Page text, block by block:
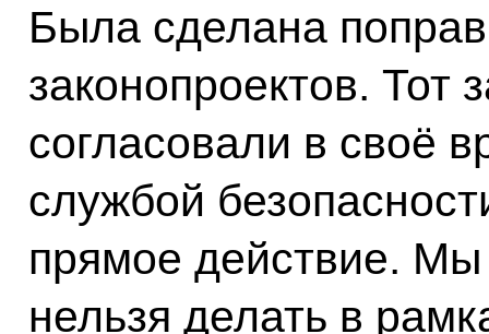
Была сделана
законопроектов. Тот
согласовали в своё
службой
прямое действие. Мы
нельзя делать в